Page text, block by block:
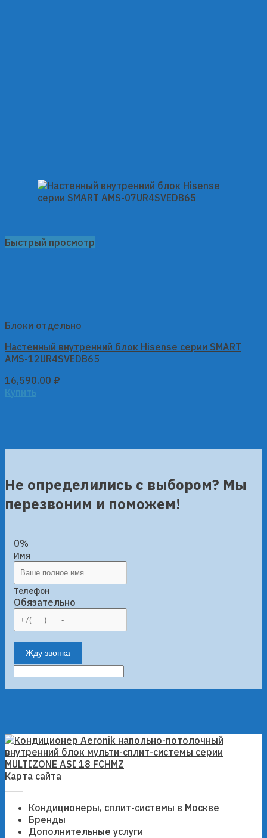
Быстрый просмотр
Блоки отдельно
Настенный внутренний блок Hisense серии SMART
AMS-12UR4SVEDB65
16,590.00 ₽
Купить
Не определились с выбором? Мы
перезвоним и поможем!
0%
Имя
Телефон
Обязательно
Жду звонка
Карта сайта
Кондиционеры, сплит-системы в Москве
Бренды
Дополнительные услуги